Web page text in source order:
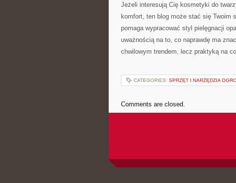
Jeżeli interesują Cię kosmetyki do
komfort, ten blog może stać się Twoim
pomaga wypracować styl pielęgnacji
uważnością na to, co naprawdę ma
chwilowym trendem, lecz praktyką na
CATEGORIES: SPRZĘT I NARZĘDZIA
Comments are closed.